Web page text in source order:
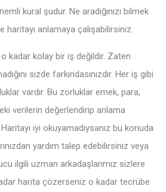
kural şudur. Ne aradığınızı bilmek
haritayı anlamaya çalışabilirsiniz.
kadar kolay bir iş değildir. Zaten
sizde farkındasınızdır. Her iş gibi
vardır. Bu zorluklar emek, para,
verilerin değerlendirip anlama
iyi okuyamadıysanız bu konuda
yardım talep edebilirsiniz veya
ilgili uzman arkadaşlarımız sizlere
harita çözerseniz o kadar tecrübe